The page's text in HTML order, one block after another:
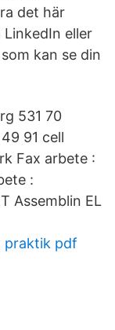
det här
eller
kan se din
531 70
91 cell
Fax arbete :
:
Assemblin EL
praktik pdf